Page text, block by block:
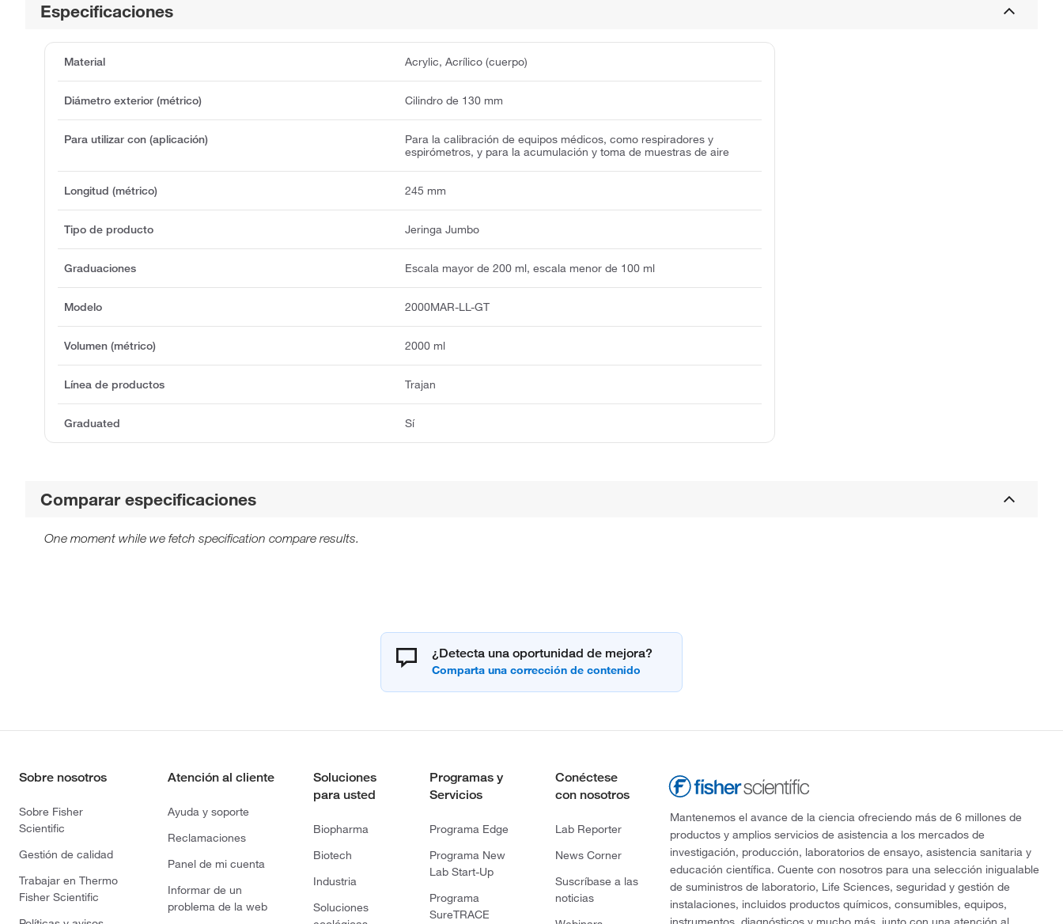
Especificaciones
Material Acrylic, Acrílico (cuerpo)
Diámetro exterior (métrico) Cilindro de 130 mm
Para utilizar con (aplicación)
Para la calibración de equipos médicos, como respiradores y
espirómetros, y para la acumulación y toma de muestras de aire
Longitud (métrico) 245 mm
Tipo de producto Jeringa Jumbo
Graduaciones Escala mayor de 200 ml, escala menor de 100 ml
Modelo 2000MAR-LL-GT
Volumen (métrico) 2000 ml
Línea de productos Trajan
Graduated Sí
Comparar especificaciones
One moment while we fetch specification compare results.
¿Detecta una oportunidad de mejora?
Sobre nosotros
Sobre Fisher
Scientific
Gestión de calidad
Trabajar en Thermo
Fisher Scientific
Atención al cliente
Ayuda y soporte
Reclamaciones
Panel de mi cuenta
Informar de un
problema de la web
Soluciones
para usted
Biopharma
Biotech
Industria
Soluciones
Programas y
Servicios
Programa Edge
Programa New
Lab Start-Up
Programa
SureTRACE
Conéctese
con nosotros
Lab Reporter
News Corner
Suscríbase a las
noticias
Mantenemos el avance de la ciencia ofreciendo más de 6 millones de
productos y amplios servicios de asistencia a los mercados de
investigación, producción, laboratorios de ensayo, asistencia sanitaria y
educación científica. Cuente con nosotros para una selección inigualable
de suministros de laboratorio, Life Sciences, seguridad y gestión de
instalaciones, incluidos productos químicos, consumibles, equipos,